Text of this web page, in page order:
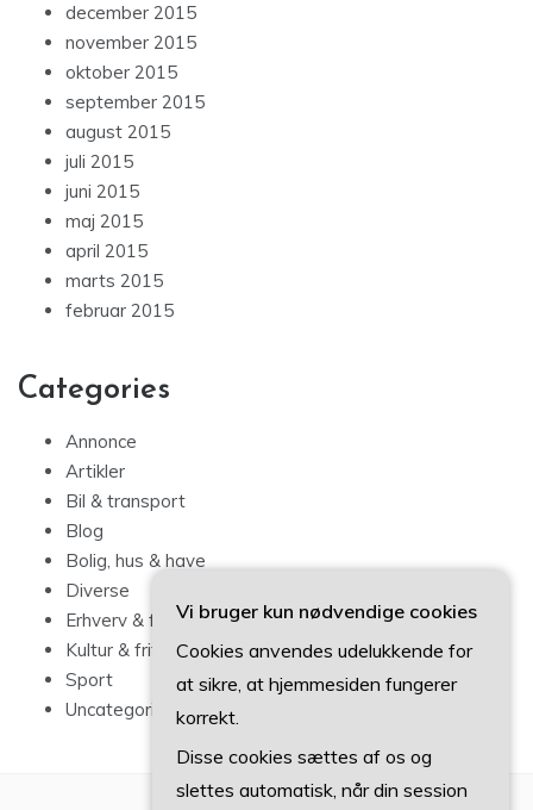
december 2015
november 2015
oktober 2015
september 2015
august 2015
juli 2015
juni 2015
maj 2015
april 2015
marts 2015
februar 2015
Categories
Annonce
Artikler
Bil & transport
Blog
Bolig, hus & have
Diverse
Erhverv & forbrug
Kultur & fritid
Sport
Uncategorized
Vi bruger kun nødvendige cookies
Cookies anvendes udelukkende for
at sikre, at hjemmesiden fungerer
korrekt.
Disse cookies sættes af os og
slettes automatisk, når din session